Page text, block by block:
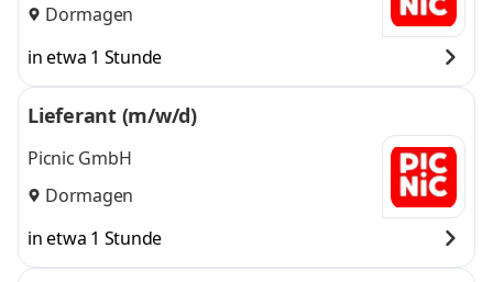
Dormagen
in etwa 1 Stunde
Lieferant (m/w/d)
Picnic GmbH
Dormagen
in etwa 1 Stunde